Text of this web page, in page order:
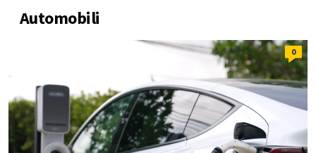
Automobili
0